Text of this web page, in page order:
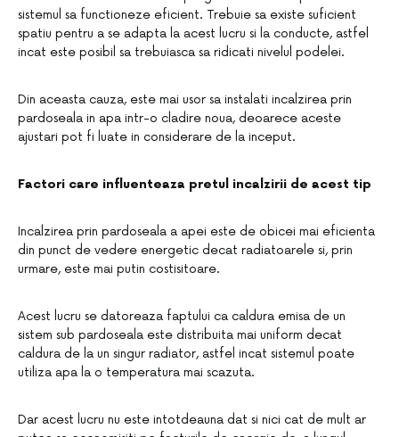
sistemul sa functioneze eficient. Trebuie sa existe suficient
spatiu pentru a se adapta la acest lucru si la conducte, astfel
incat este posibil sa trebuiasca sa ridicati nivelul podelei.
Din aceasta cauza, este mai usor sa instalati incalzirea prin
pardoseala in apa intr-o cladire noua, deoarece aceste
ajustari pot fi luate in considerare de la inceput.
Factori care influenteaza pretul incalzirii de acest tip
Incalzirea prin pardoseala a apei este de obicei mai eficienta
din punct de vedere energetic decat radiatoarele si, prin
urmare, este mai putin costisitoare.
Acest lucru se datoreaza faptului ca caldura emisa de un
sistem sub pardoseala este distribuita mai uniform decat
caldura de la un singur radiator, astfel incat sistemul poate
utiliza apa la o temperatura mai scazuta.
Dar acest lucru nu este intotdeauna dat si nici cat de mult ar